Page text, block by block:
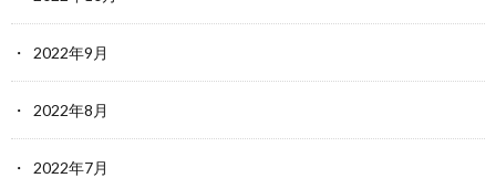
2022年9月
2022年8月
2022年7月